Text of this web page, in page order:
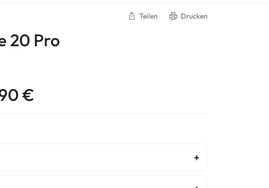
Teilen Drucken
20 Pro
€